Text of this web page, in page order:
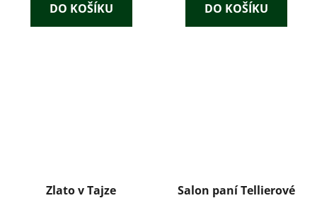
DO KOŠÍKU DO KOŠÍKU
Zlato v Tajze Salon paní Tellierové